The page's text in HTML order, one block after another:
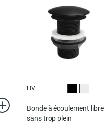
LIV
NoirChromé
Bonde à écoulement
sans trop plein